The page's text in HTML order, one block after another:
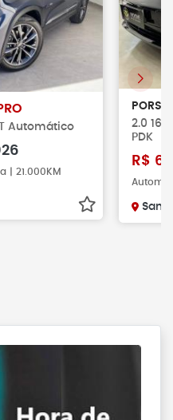
Automático
| 21.000KM
2.0
PDK
R$